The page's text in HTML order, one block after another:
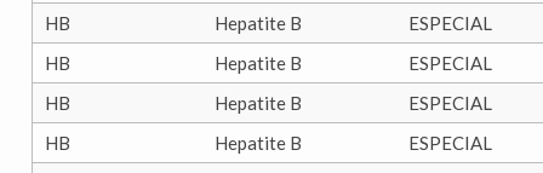
HB
Hepatite B
ESPECIAL
HB
Hepatite B
ESPECIAL
HB
Hepatite B
ESPECIAL
HB
Hepatite B
ESPECIAL